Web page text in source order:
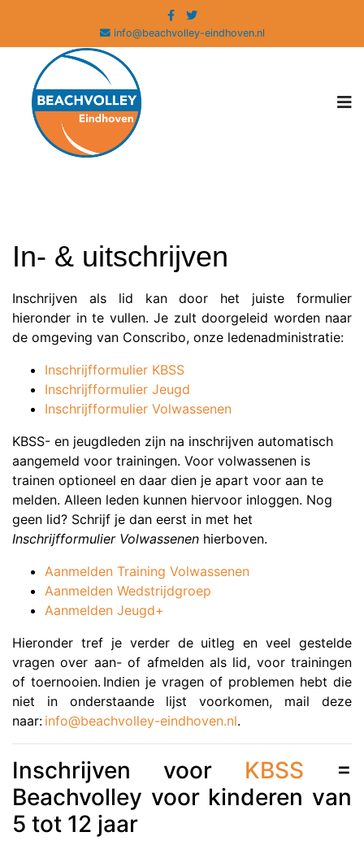
info@beachvolley-eindhoven.nl
In- & uitschrijven
Inschrijven als lid kan door het juiste formulier
hieronder in te vullen. Je zult doorgeleid worden naar
de omgeving van Conscribo, onze ledenadministratie:
Inschrijfformulier KBSS
Inschrijfformulier Jeugd
Inschrijfformulier Volwassenen
KBSS- en jeugdleden zijn na inschrijven automatisch
aangemeld voor trainingen. Voor volwassenen is
trainen optioneel en daar dien je apart voor aan te
melden. Alleen leden kunnen hiervoor inloggen. Nog
geen lid? Schrijf je dan eerst in met het
Inschrijfformulier Volwassenen hierboven.
Aanmelden Training Volwassenen
Aanmelden Wedstrijdgroep
Aanmelden Jeugd+
Hieronder tref je verder de uitleg en veel gestelde
vragen over aan- of afmelden als lid, voor trainingen
of toernooien. Indien je vragen of problemen hebt die
niet in onderstaande lijst voorkomen, mail deze
naar: info@beachvolley-eindhoven.nl.
Inschrijven voor KBSS =
Beachvolley voor kinderen van
5 tot 12 jaar